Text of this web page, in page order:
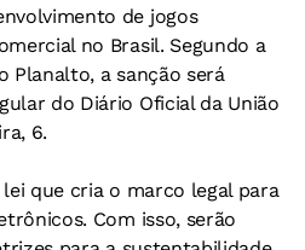
de jogos
no Brasil. Segundo a
Planalto, a sanção será
do Diário Oficial da União
6.
que cria o marco legal para
Com isso, serão